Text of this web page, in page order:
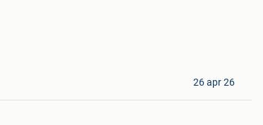
26 apr 26